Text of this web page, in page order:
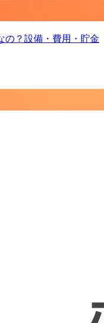
の？設備・費用・貯金